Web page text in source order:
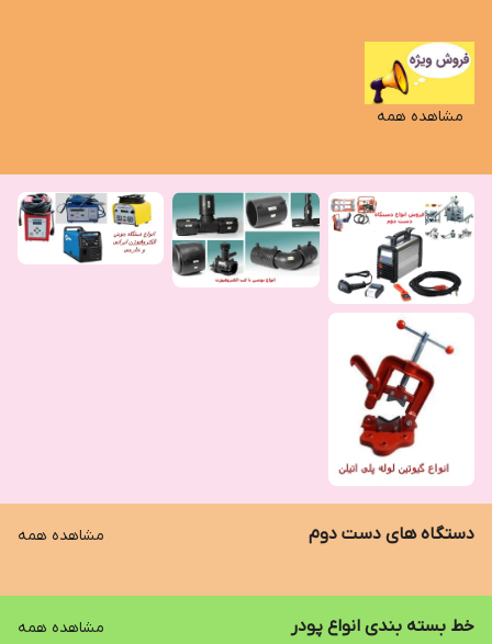
مشاهده همه
دستگاه های دست دوم مشاهده همه
خط بسته بندی انواع پودر مشاهده همه